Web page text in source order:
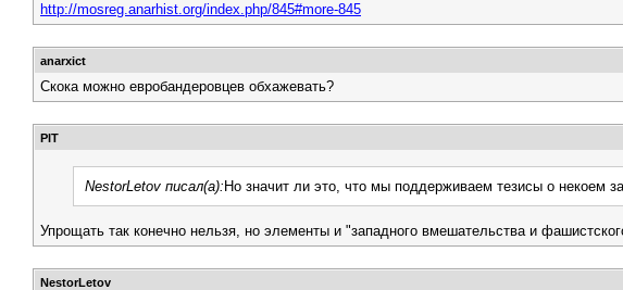
http://mosreg.anarhist.org/index.php/845#more-845
anarxict
Скока можно евробандеровцев обхажевать?
PIT
NestorLetov писал(а): Но значит ли это, что мы поддерживаем тезисы о некоем
Упрощать так конечно нельзя, но элементы и "западного вмешательства и
NestorLetov